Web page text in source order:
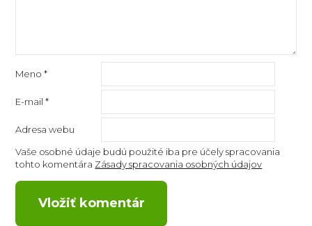
Meno*
E-mail*
Adresa webu
Vaše osobné údaje budú použité iba pre účely spracovania
tohto komentára Zásady spracovania osobných údajov